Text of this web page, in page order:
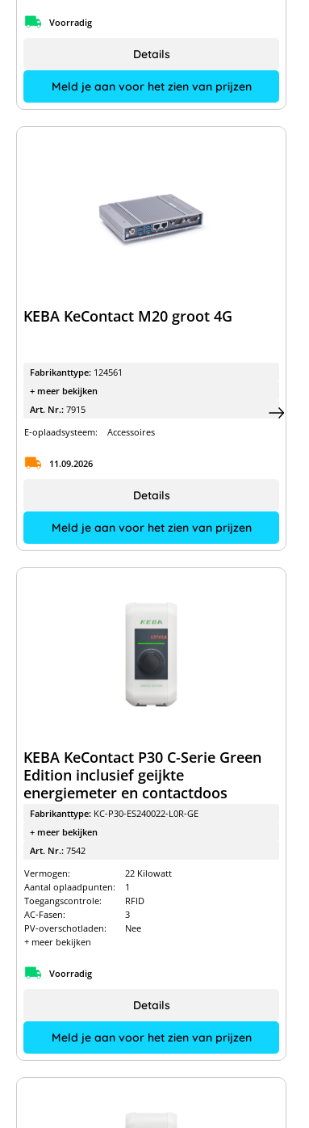
Voorradig
Meld je aan voor het zien van prijzen
Details
KEBA KeContact M20 groot 4G
Fabrikanttype: 124561
+ meer bekijken
Art. Nr.: 7915
E-oplaadsysteem:
Accessoires
11.09.2026
Meld je aan voor het zien van prijzen
Details
KEBA KeContact P30 C-Serie Green
Edition inclusief geijkte
energiemeter en contactdoos
Fabrikanttype: KC-P30-ES240022-L0R-GE
+ meer bekijken
Art. Nr.: 7542
Vermogen:
22 Kilowatt
Aantal oplaadpunten:
1
Toegangscontrole:
RFID
AC-Fasen:
3
PV-overschotladen:
Nee
+ meer bekijken
Voorradig
Meld je aan voor het zien van prijzen
Details